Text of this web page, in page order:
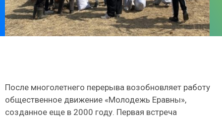
После многолетнего перерыва возобновляет работу
общественное движение «Молодежь Еравны»,
созданное еще в 2000 году. Первая встреча